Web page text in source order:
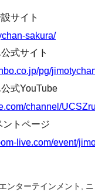
サイト
sakura/
式サイト
pg/
式YouTube
channel/
ントページ
live.com/event/
エンターテインメント